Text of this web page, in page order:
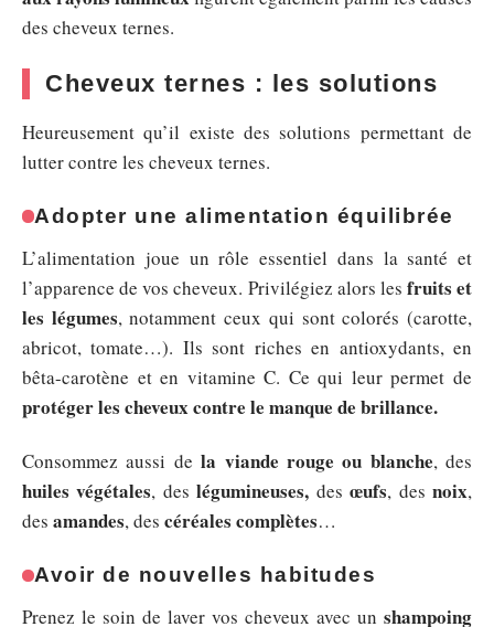
des cheveux ternes.
Cheveux ternes : les solutions
Heureusement qu’il existe des solutions permettant de
lutter contre les cheveux ternes.
Adopter une alimentation équilibrée
L’alimentation joue un rôle essentiel dans la santé et
l’apparence de vos cheveux. Privilégiez alors les fruits et
les légumes, notamment ceux qui sont colorés (carotte,
abricot, tomate…). Ils sont riches en antioxydants, en
bêta-carotène et en vitamine C. Ce qui leur permet de
protéger les cheveux contre le manque de brillance.
Consommez aussi dela viande rouge ou blanche, des
huiles végétales, deslégumineuses, desœufs, desnoix,
des amandes, des céréales complètes…
Avoir de nouvelles habitudes
Prenez le soin de laver vos cheveux avec un shampoing